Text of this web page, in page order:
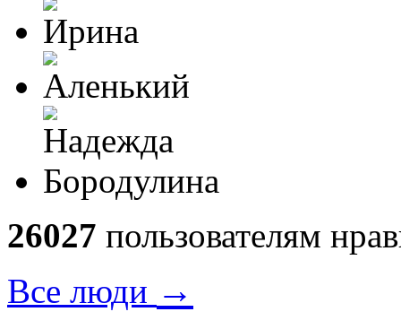
26027 пользователям
Все люди →